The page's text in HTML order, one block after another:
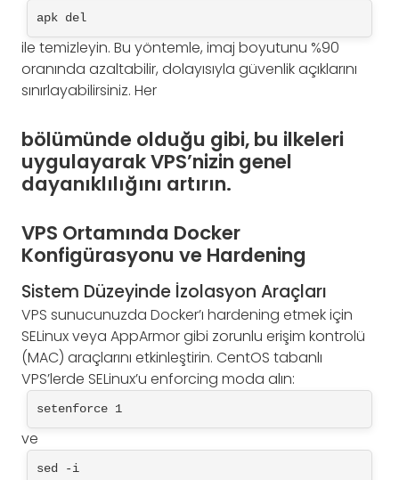
apk del
ile temizleyin. Bu yöntemle, imaj boyutunu %90
oranında azaltabilir, dolayısıyla güvenlik açıklarını
sınırlayabilirsiniz. Her
bölümünde olduğu gibi, bu ilkeleri
uygulayarak VPS’nizin genel
dayanıklılığını artırın.
VPS Ortamında Docker
Konfigürasyonu ve Hardening
Sistem Düzeyinde İzolasyon Araçları
VPS sunucunuzda Docker’ı hardening etmek için
SELinux veya AppArmor gibi zorunlu erişim kontrolü
(MAC) araçlarını etkinleştirin. CentOS tabanlı
VPS’lerde SELinux’u enforcing moda alın:
setenforce 1
ve
sed -i